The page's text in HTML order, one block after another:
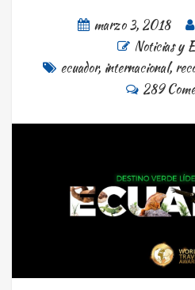
marzo 3, 2018
Noticias y
ecuador, internacional,
289